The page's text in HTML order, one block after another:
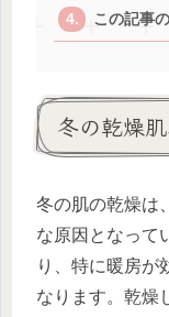
この記事
冬の乾燥
冬の肌の乾燥は
な原因となって
り、特に暖房が
なります。乾燥